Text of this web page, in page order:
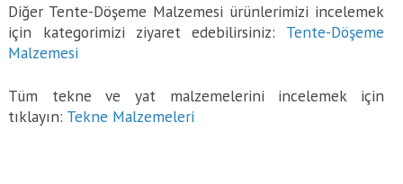
Diğer Tente-Döşeme Malzemesi ürünlerimizi incelemek
için kategorimizi ziyaret edebilirsiniz: Tente-Döşeme
Malzemesi
Tüm tekne ve yat malzemelerini incelemek için
tıklayın: Tekne Malzemeleri